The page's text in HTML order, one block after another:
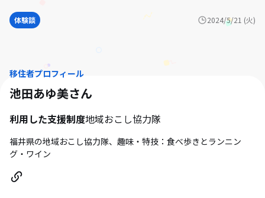
体験談 2024/5/21 (火)
移住者プロフィール
池田あゆ美さん
利用した支援制度地域おこし協力隊
福井県の地域おこし協力隊、趣味・特技：食べ歩きとランニン
グ・ワイン